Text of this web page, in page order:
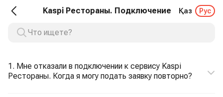
Kaspi Рестораны. Подключение Қаз Рус
1. Мне отказали в подключении к сервису Kaspi
Рестораны. Когда я могу подать заявку повторно?